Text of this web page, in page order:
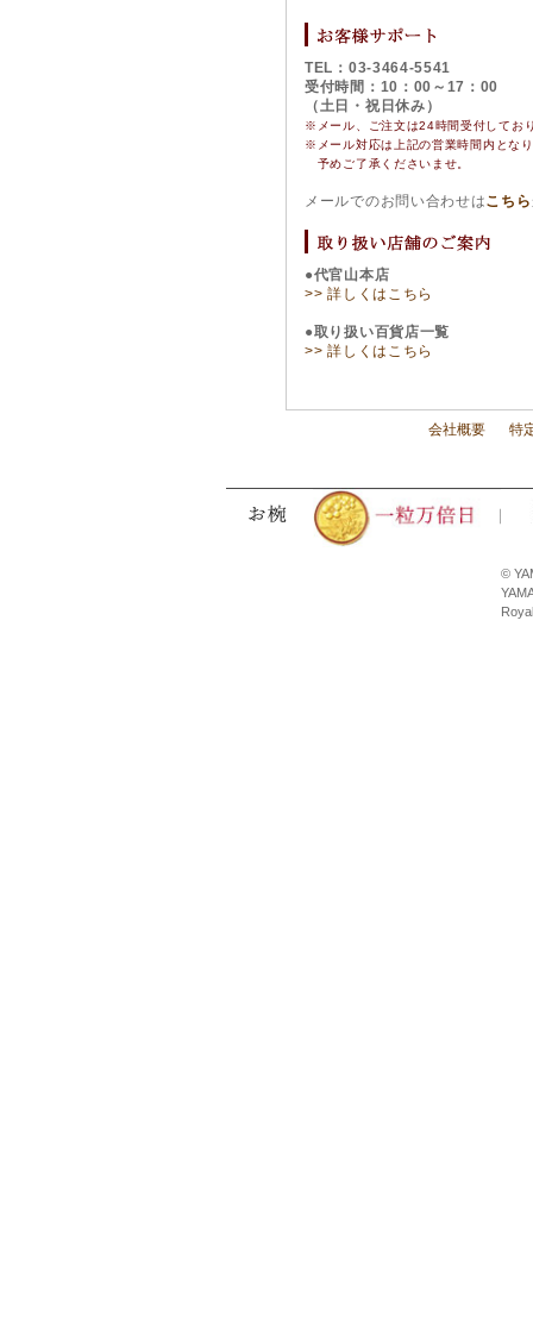
TEL：03-3464-5541
受付時間：10：00～17：00
（土日・祝日休み）
※メール、ご注文は24時間受付してお
※ メール対応は上記の営業時間内とな
予めご了承くださいませ。
メールでのお問い合わせはこちら
●代官山本店
>> 詳しくはこちら
●取り扱い百貨店一覧
>> 詳しくはこちら
会社概要 特
©